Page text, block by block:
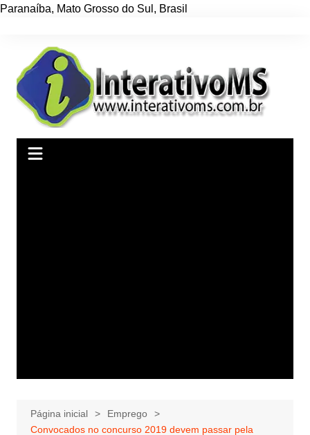
Paranaíba, Mato Grosso do Sul , Brasil
conteúdo
Página inicial
Emprego
Convocados no concurso 2019 devem passar pela